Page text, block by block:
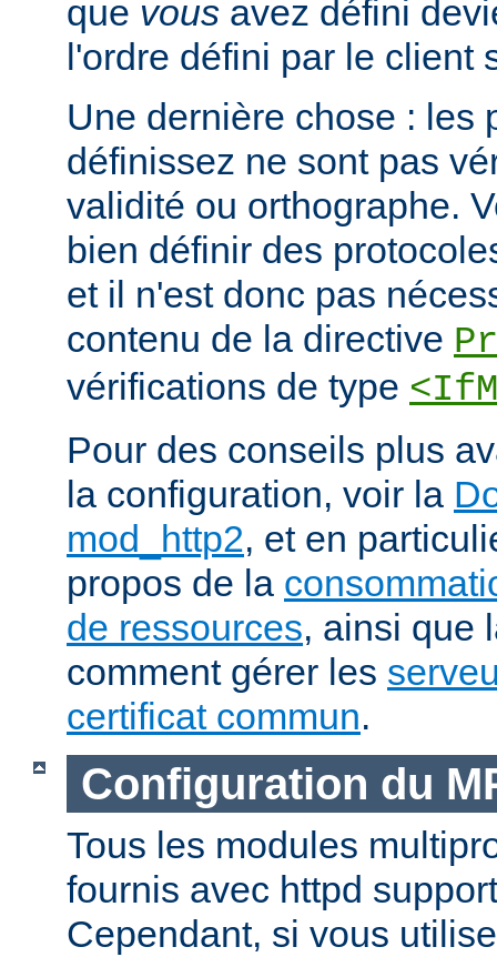
que vous avez défini
l'ordre défini par le client
Une dernière chose : les
définissez ne sont pas
validité ou orthographe.
bien définir des
et il n'est donc pas
contenu de la directive
vérifications de type
Pour des conseils plus
la configuration, voir la
mod_http2, et en
propos de la
de ressources, ainsi que
comment gérer les
certificat commun.
Configuration du
Tous les modules
fournis avec httpd
Cependant, si vous